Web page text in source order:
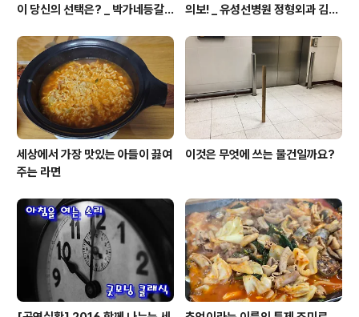
이 당신의 선택은? _ 박가네등갈
의보! _ 유성선병원 정형외과 김의
세상에서 가장 맛있는 아들이 끓여
주는 라면
이것은 무엇에 쓰는 물건일까요?